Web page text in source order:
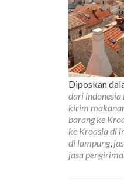
Diposkan
dari indonesia
kirim
barang ke
ke Kroasia di
di lampung,
jasa